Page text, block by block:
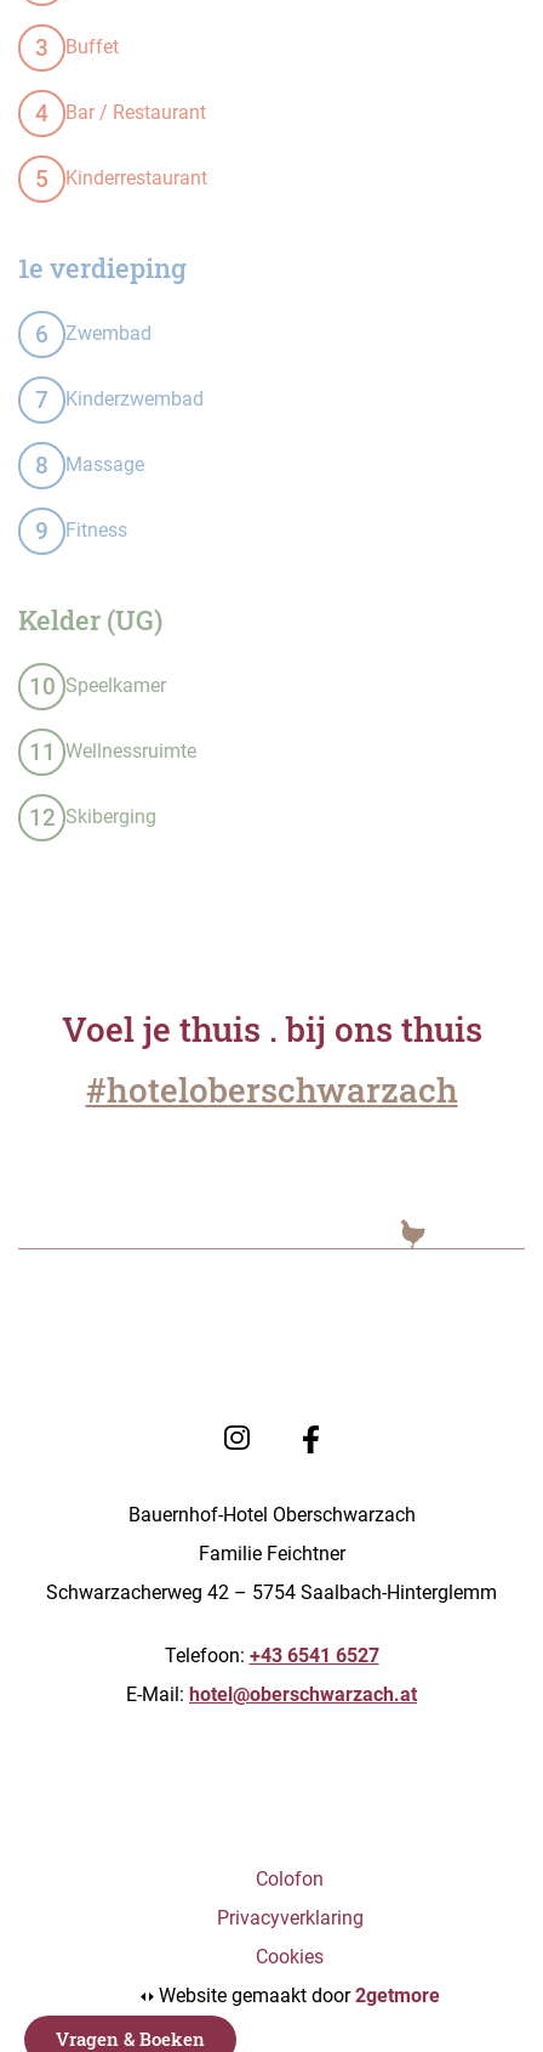
3 Buffet
4 Bar / Restaurant
5 Kinderrestaurant
1e verdieping
6 Zwembad
7 Kinderzwembad
8 Massage
9 Fitness
Kelder (UG)
10 Speelkamer
11 Wellnessruimte
12 Skiberging
Voel je thuis . bij ons thuis
#hoteloberschwarzach
Bauernhof-Hotel Oberschwarzach
Familie Feichtner
Schwarzacherweg 42 – 5754 Saalbach-Hinterglemm
Telefoon: +43 6541 6527
E-Mail: hotel@oberschwarzach.at
Colofon
Privacyverklaring
Cookies
Website gemaakt door2getmore
Vragen & Boeken